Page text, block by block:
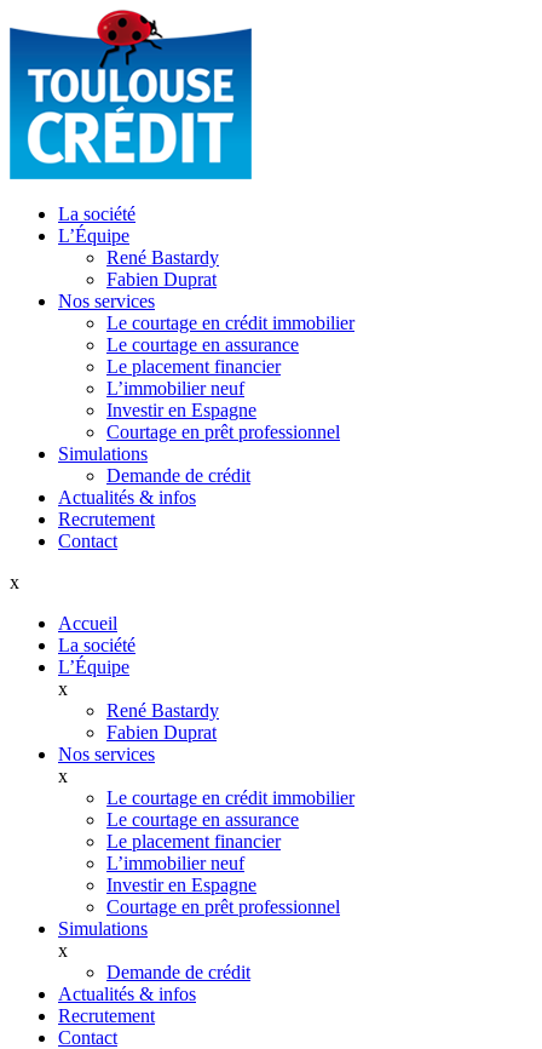
La société
L’Équipe
René Bastardy
Fabien Duprat
Nos services
Le courtage en crédit immobilier
Le courtage en assurance
Le placement financier
L’immobilier neuf
Investir en Espagne
Courtage en prêt professionnel
Simulations
Demande de crédit
Actualités & infos
Recrutement
Contact
x
Accueil
La société
L’Équipe
x
René Bastardy
Fabien Duprat
Nos services
x
Le courtage en crédit immobilier
Le courtage en assurance
Le placement financier
L’immobilier neuf
Investir en Espagne
Courtage en prêt professionnel
Simulations
x
Demande de crédit
Actualités & infos
Recrutement
Contact